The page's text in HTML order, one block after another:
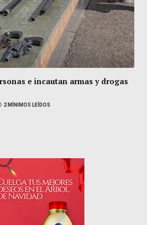
e incautan armas y drogas
2 MÍNIMOS LEÍDOS